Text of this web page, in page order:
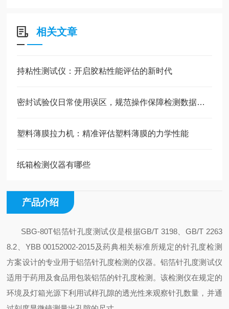
相关文章
持粘性测试仪：开启胶粘性能评估的新时代
密封试验仪日常使用误区，规范操作保障检测数据稳定
塑料薄膜拉力机：精准评估塑料薄膜的力学性能
纸箱检测仪器有哪些
产品介绍
SBG-80T铝箔针孔度测试仪是根据GB/T 3198、GB/T 2263
8.2、YBB 00152002-2015及药典相关标准所规定的针孔度检测
方案设计的专业用于铝箔针孔度检测的仪器。铝箔针孔度测试仪
适用于药用及食品用包装铝箔的针孔度检测。该检测仪在规定的
环境及灯箱光源下利用试样孔隙的透光性来观察针孔数量，并通